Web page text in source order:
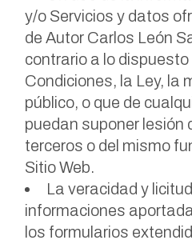
y/o Servicios y datos
de Autor Carlos León
contrario a lo
Condiciones, la Ley, la
público, o que de
puedan suponer lesión
terceros o del mismo
Sitio Web.
La veracidad y
informaciones
los formularios